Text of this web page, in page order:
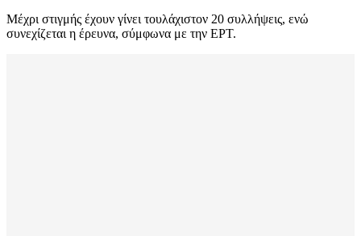
Μέχρι στιγμής έχουν γίνει τουλάχιστον 20 συλλήψεις, ενώ
συνεχίζεται η έρευνα, σύμφωνα με την ΕΡΤ.